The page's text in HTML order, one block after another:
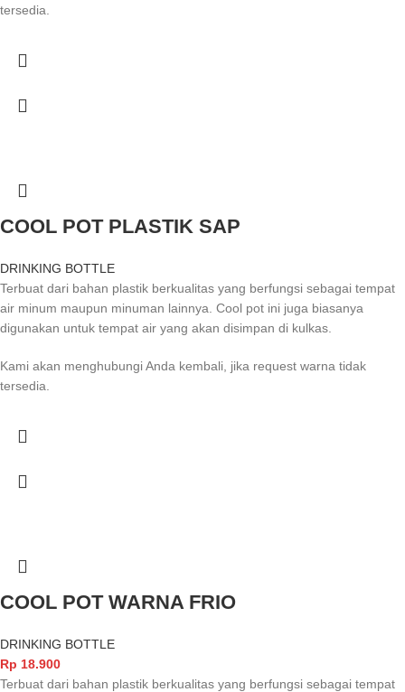
tersedia.
COOL POT PLASTIK SAP
DRINKING BOTTLE
Terbuat dari bahan plastik berkualitas yang berfungsi sebagai tempat
air minum maupun minuman lainnya. Cool pot ini juga biasanya
digunakan untuk tempat air yang akan disimpan di kulkas.
Kami akan menghubungi Anda kembali, jika request warna tidak
tersedia.
COOL POT WARNA FRIO
DRINKING BOTTLE
Rp 18.900
Terbuat dari bahan plastik berkualitas yang berfungsi sebagai tempat